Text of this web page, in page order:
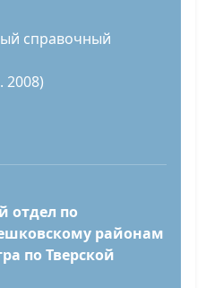
справочный
2008)
по
районам
по Тверской